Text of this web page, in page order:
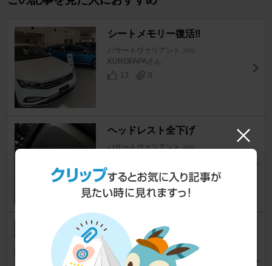
シートメモリー復活‼️
パサートヴァリアント [B8]
KUROPAPAさん
13
0
ヘッドレスト全下げ
パサートヴァリアント [B8]
49
6
シートメモリー不具合の対策
パサートヴァリアント [B8]
まちゃかさん